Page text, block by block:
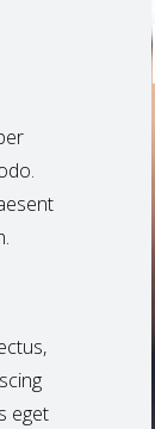
eget